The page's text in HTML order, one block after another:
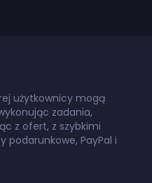
użytkownicy mogą
zadania,
z ofert, z szybkimi
podarunkowe, PayPal i